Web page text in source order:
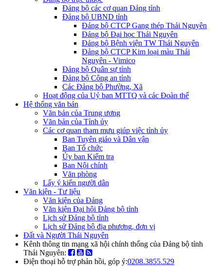
Đảng bộ các cơ quan Đảng tỉnh
Đảng bộ UBND tỉnh
Đảng bộ CTCP Gang thép Thái Nguyên
Đảng bộ Đại học Thái Nguyên
Đảng bộ Bệnh viện TW Thái Nguyên
Đảng bộ CTCP Kim loại màu Thái
Nguyên - Vimico
Đảng bộ Quân sự tỉnh
Đảng bộ Công an tỉnh
Các Đảng bộ Phường, Xã
Hoạt động của Uỷ ban MTTQ và các Đoàn thể
Hệ thống văn bản
Văn bản của Trung ương
Văn bản của Tỉnh ủy
Các cơ quan tham mưu giúp việc tỉnh ủy
Ban Tuyên giáo và Dân vận
Ban Tổ chức
Ủy ban Kiểm tra
Ban Nội chính
Văn phòng
Lấy ý kiến người dân
Văn kiện - Tư liệu
Văn kiện của Đảng
Văn kiện Đại hội Đảng bộ tỉnh
Lịch sử Đảng bộ tỉnh
Lịch sử Đảng bộ địa phương, đơn vị
Đất và Người Thái Nguyên
Kênh thông tin mạng xã hội chính thống của Đảng bộ tỉnh
Thái Nguyên:
Điện thoại hỗ trợ phản hồi, góp ý:0208.3855.529